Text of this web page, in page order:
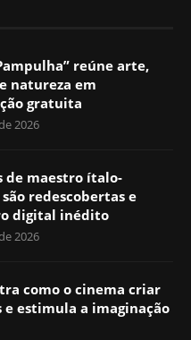
reúne arte,
natureza em
gratuita
2026
de maestro ítalo-
redescobertas e
digital inédito
2026
como o cinema criar
e estimula a imaginação